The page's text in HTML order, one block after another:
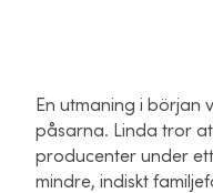
En utmaning i början
påsarna. Linda tror
producenter under
mindre, indiskt